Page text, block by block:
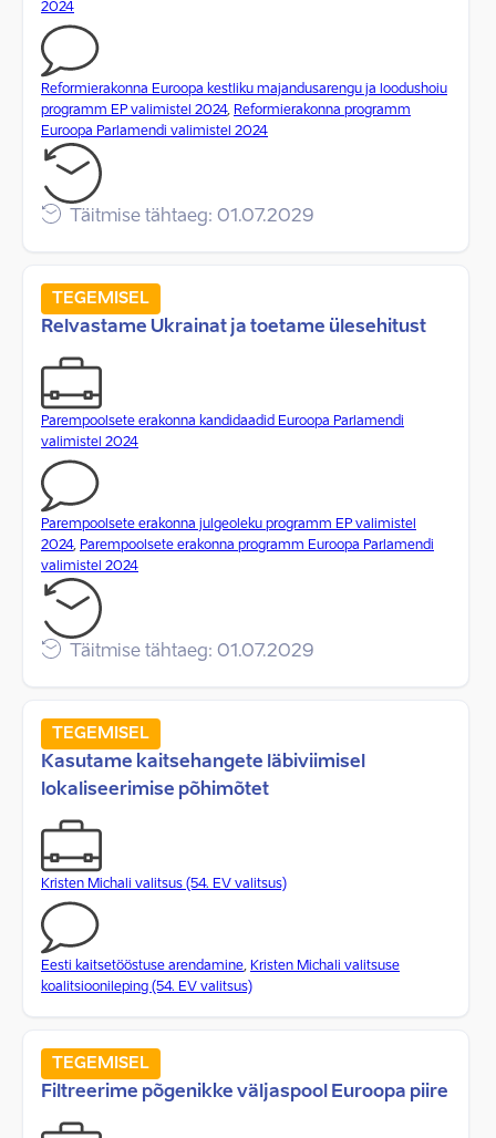
2024
Reformierakonna Euroopa kestliku majandusarengu ja loodushoiu
programm EP valimistel 2024, Reformierakonna programm
Euroopa Parlamendi valimistel 2024
Täitmise tähtaeg: 01.07.2029
TEGEMISEL
Relvastame Ukrainat ja toetame ülesehitust
Parempoolsete erakonna kandidaadid Euroopa Parlamendi
valimistel 2024
Parempoolsete erakonna julgeoleku programm EP valimistel
2024, Parempoolsete erakonna programm Euroopa Parlamendi
valimistel 2024
Täitmise tähtaeg: 01.07.2029
TEGEMISEL
Kasutame kaitsehangete läbiviimisel
lokaliseerimise põhimõtet
Kristen Michali valitsus (54. EV valitsus)
Eesti kaitsetööstuse arendamine, Kristen Michali valitsuse
koalitsioonileping (54. EV valitsus)
TEGEMISEL
Filtreerime põgenikke väljaspool Euroopa piire